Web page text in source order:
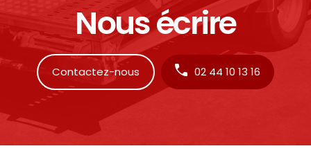
Nous écrire
Contactez-nous 02 44 10 13 16